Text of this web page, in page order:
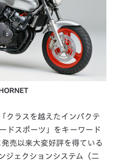
HORNET
クラスを越えたインパクテ
ドスポーツ」をキーワード
売以来大変好評を得ている
ジェクションシステム（二